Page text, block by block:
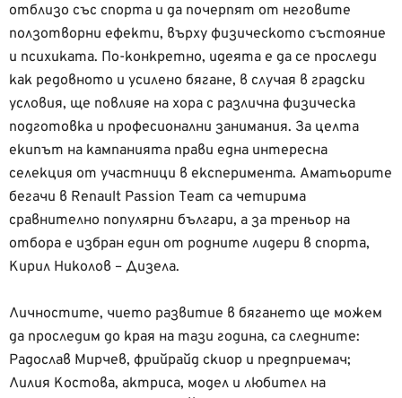
отблизо със спорта и да почерпят от неговите
ползотворни ефекти, върху физическото състояние
и психиката. По-конкретно, идеята е да се проследи
как редовното и усилено бягане, в случая в градски
условия, ще повлияе на хора с различна физическа
подготовка и професионални занимания. За целта
екипът на кампанията прави една интересна
селекция от участници в експеримента. Аматьорите
бегачи в Renault Passion Team са четирима
сравнително популярни българи, а за треньор на
отбора е избран един от родните лидери в спорта,
Кирил Николов – Дизела.
Личностите, чието развитие в бягането ще можем
да проследим до края на тази година, са следните:
Радослав Мирчев, фрийрайд скиор и предприемач;
Лилия Костова, актриса, модел и любител на